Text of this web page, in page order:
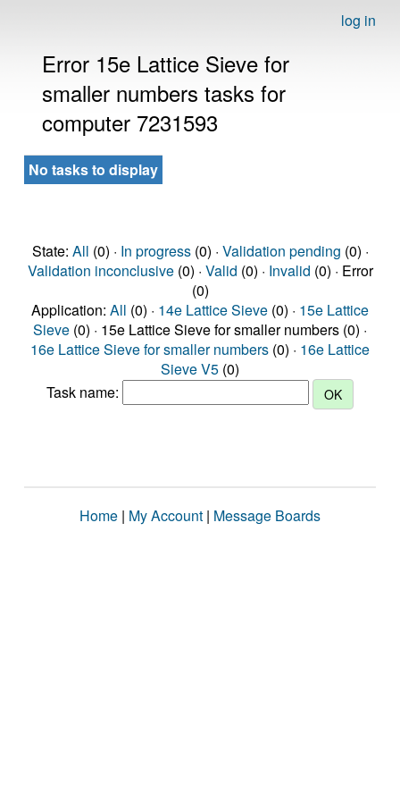
log in
Error 15e Lattice Sieve for
smaller numbers tasks for
computer 7231593
No tasks to display
State: All (0) · In progress(0) · Validation pending (0) ·
Validation inconclusive(0) · Valid (0) · Invalid (0) · Error
(0)
Application: All (0) · 14e Lattice Sieve (0) · 15e Lattice
Sieve (0) · 15e Lattice Sieve for smaller numbers (0) ·
16e Lattice Sieve for smaller numbers (0) · 16e Lattice
Sieve V5 (0)
Task name:
Home | My Account | Message Boards